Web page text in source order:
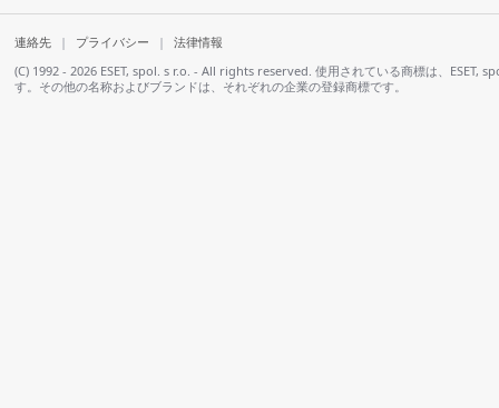
連絡先 | プライバシー |
法律情報
(C) 1992 - 2026 ESET, spol. s r.o. - All rights reserved. 使用されている商標は、ESET,
す。その他の名称およびブランドは、それぞれの企業の登録商標です。